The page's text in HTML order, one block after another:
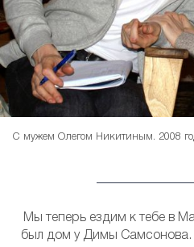
С мужем Олегом Никитиным. 2008
Мы теперь ездим к тебе в
был дом у Димы Самсонова.